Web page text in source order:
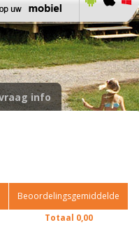
info
Beoordelingsgemiddelde
Totaal 0,00